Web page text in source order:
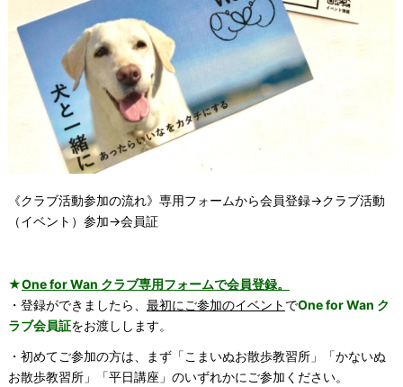
《クラブ活動参加の流れ》専用フォームから会員登録→クラブ活動
（イベント）参加→会員証
★One for Wan クラブ専用フォームで会員登録。
・登録ができましたら、 最初にご参加のイベント でOne for Wan ク
ラブ会員証をお渡しします。
・初めてご参加の方は、まず「こまいぬお散歩教習所」「かないぬ
お散歩教習所」「平日講座」のいずれかにご参加ください。